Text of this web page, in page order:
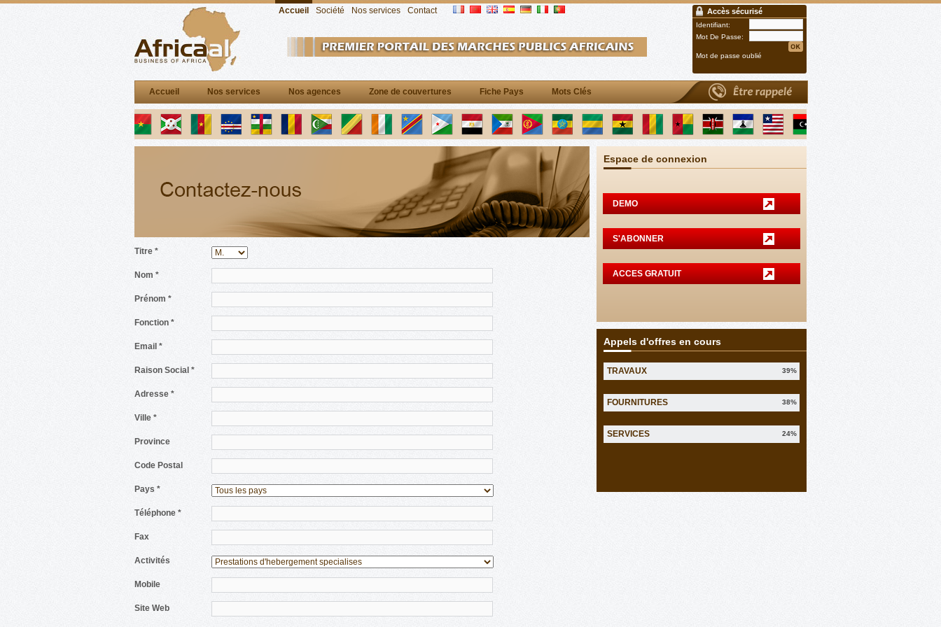
Accueil Société Nos services Contact Accès sécurisé
Identifiant:
Mot De Passe:
Mot de passe oublié
Accueil Nos services Nos agences Zone de couvertures Fiche Pays Mots Clés
Titre *
Nom *
Prénom *
Fonction *
Email *
Raison Social *
Adresse *
Ville *
Province
Code Postal
Pays *
Téléphone *
Fax
Activités
Mobile
Site Web
Espace de connexion
DEMO
S'ABONNER
ACCES GRATUIT
Appels d'offres en cours
39%
TRAVAUX
38%
FOURNITURES
24%
SERVICES